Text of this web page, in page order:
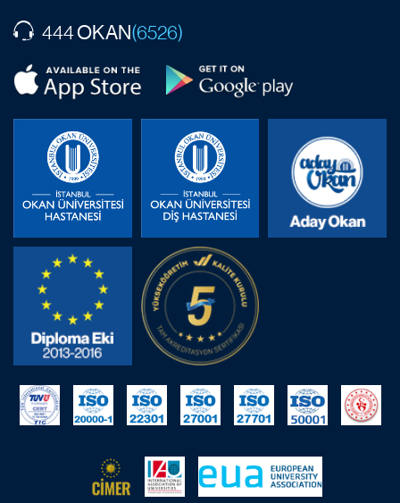
444OKAN(6526)